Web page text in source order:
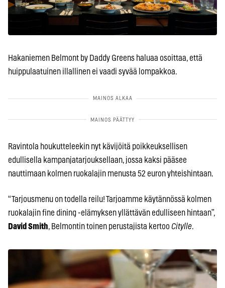
Hakaniemen Belmont by Daddy Greens haluaa osoittaa, että
huippulaatuinen illallinen ei vaadi syvää lompakkoa.
Ravintola houkutteleekin nyt kävijöitä poikkeuksellisen
edullisella kampanjatarjouksellaan, jossa kaksi pääsee
nauttimaan kolmen ruokalajin menusta 52 euron yhteishintaan.
“Tarjousmenu on todella reilu! Tarjoamme käytännössä kolmen
ruokalajin fine dining -elämyksen yllättävän edulliseen hintaan”,
David Smith, Belmontin toinen perustajista kertoo Citylle.